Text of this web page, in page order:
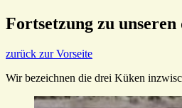
Fortsetzung zu
zurück zur Vorseite
Wir bezeichnen die drei Küken